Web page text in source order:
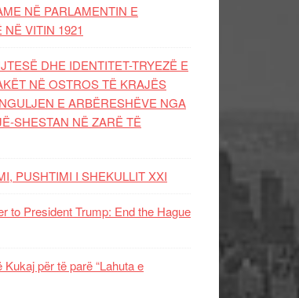
NË PARLAMENTIN E
VITIN 1921
DHE IDENTITET-TRYEZË E
NË OSTROS TË KRAJËS
E ARBËRESHËVE NGA
SHESTAN NË ZARË TË
PUSHTIMI I SHEKULLIT XXI
to President Trump: End the Hague
Kukaj për të parë “Lahuta e